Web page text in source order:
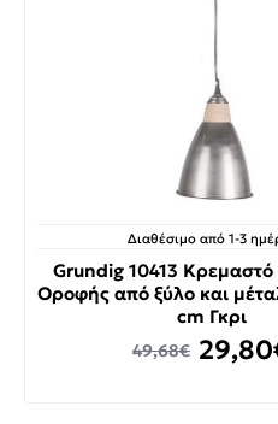
Διαθέσιμο από 1-3
Grundig 10413 Κρεμαστό
Οροφής από ξύλο και
cm Γκρι
49,68€